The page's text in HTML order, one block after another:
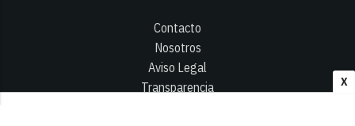
X
Contacto
Nosotros
Aviso Legal
Transparencia